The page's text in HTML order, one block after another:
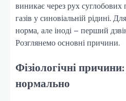
виникає через рух суглобових
газів у синовіальній рідині.
норма, але іноді – перший
Розглянемо основні причини.
Фізіологічні
нормально